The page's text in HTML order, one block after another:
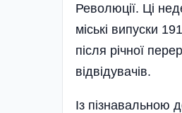
Революції. Ці
міські випуски
після річної
відвідувачів.
Із пізнавальною